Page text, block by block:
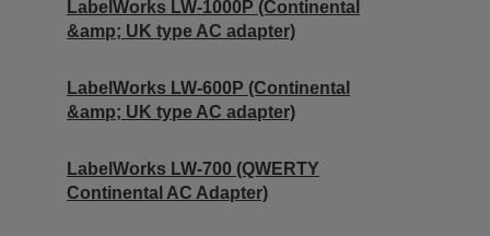
LabelWorks LW-1000P (Continental
&amp; UK type AC adapter)
LabelWorks LW-600P (Continental
&amp; UK type AC adapter)
LabelWorks LW-700 (QWERTY
Continental AC Adapter)